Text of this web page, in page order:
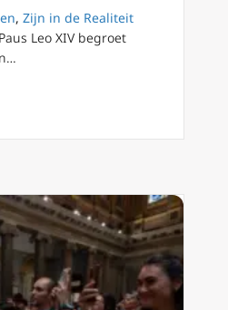
, Zijn in de Realiteit
Leo XIV begroet
Leo XIV spreekt tot 1 miljoen